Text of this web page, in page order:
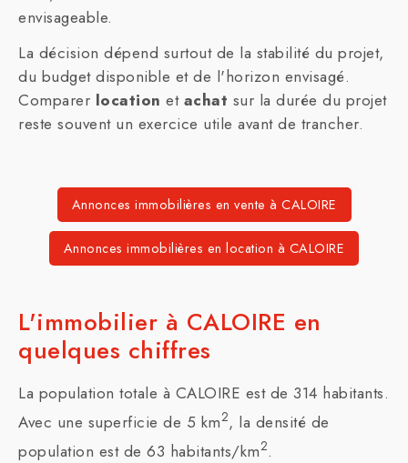
envisageable.
La décision dépend surtout de la stabilité du projet,
du budget disponible et de l'horizon envisagé.
Comparer location et achat sur la durée du projet
reste souvent un exercice utile avant de trancher.
Annonces immobilières en vente à CALOIRE
Annonces immobilières en location à CALOIRE
L'immobilier à CALOIRE en
quelques chiffres
La population totale à CALOIRE est de 314 habitants.
Avec une superficie de 5 km2, la densité de
population est de 63 habitants/km2.